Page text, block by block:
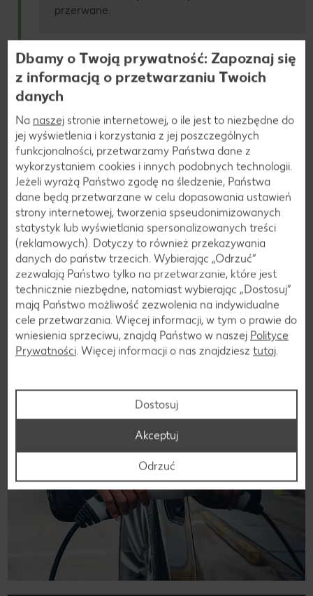
przerwane.
6
Koniec ładowania
Po zakończonym procesie ładowania nastąpi
przypadku niepełnego zużycia
zarezerwowanych środków nastąpi zwrot na
kartę, z której dokonano preautoryzacji.
7
Zakończenie płatności
Po dokonaniu płatności wyjmij złącze z pojazdu
i odłóż je do gniazda odkładczego.
Dbamy o Twoją prywatność: Zapoznaj się
z informacją o przetwarzaniu Twoich
danych
Na naszej stronie internetowej, o ile jest to niezbędne do
jej wyświetlenia i korzystania z jej poszczególnych
funkcjonalności, przetwarzamy Państwa dane z
wykorzystaniem cookies i innych podobnych technologii.
Jeżeli wyrażą Państwo zgodę na śledzenie, Państwa
dane będą przetwarzane w celu dopasowania ustawień
strony internetowej, tworzenia spseudonimizowanych
statystyk lub wyświetlania spersonalizowanych treści
(reklamowych). Dotyczy to również przekazywania
danych do państw trzecich. Wybierając „Odrzuć“
zezwalają Państwo tylko na przetwarzanie, które jest
technicznie niezbędne, natomiast wybierając „Dostosuj”
mają Państwo możliwość zezwolenia na indywidualne
cele przetwarzania. Więcej informacji, w tym o prawie do
wniesienia sprzeciwu, znajdą Państwo w naszej Polityce
Prywatności. Więcej informacji o nas znajdziesz tutaj.
Dostosuj
Odrzuć
Akceptuj